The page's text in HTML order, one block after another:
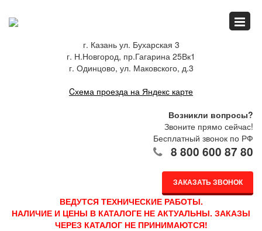
г. Казань ул. Бухарская 3
г. Н.Новгород, пр.Гагарина 25Вк1
г. Одинцово, ул. Маковского, д.3
Cхема проезда на Яндекс карте
Возникли вопросы?
Звоните прямо сейчас!
Бесплатный звонок по РФ
8 800 600 87 80
ЗАКАЗАТЬ ЗВОНОК
Спец.предложения
О компании
ВЕДУТСЯ ТЕХНИЧЕСКИЕ РАБОТЫ.
НАЛИЧИЕ И ЦЕНЫ В КАТАЛОГЕ НЕ АКТУАЛЬНЫ. ЗАКАЗЫ
ЧЕРЕЗ КАТАЛОГ НЕ ПРИНИМАЮТСЯ!